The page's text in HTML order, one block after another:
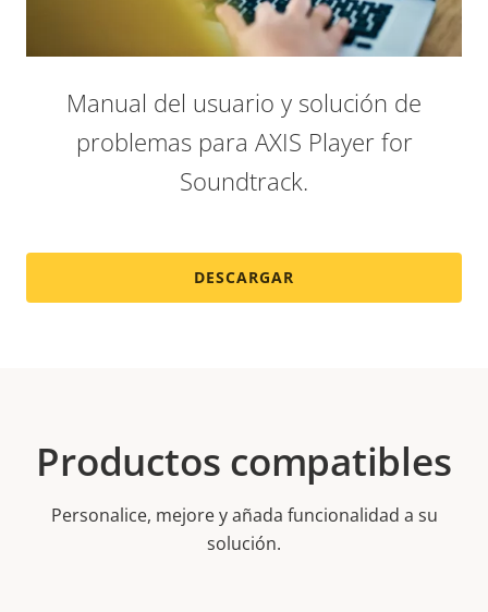
Manual del usuario y solución de
problemas para AXIS Player for
Soundtrack.
DESCARGAR
Productos compatibles
Personalice, mejore y añada funcionalidad a su
solución.